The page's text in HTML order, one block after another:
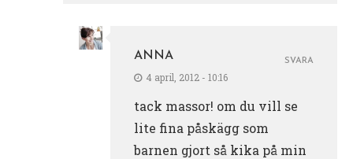
ANNA
4 april, 2012 - 10:16
tack massor! om du vill se
lite fina påskägg som
barnen gjort så kika på min
SVARA